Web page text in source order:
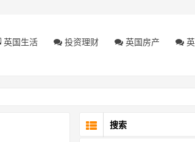
英国生活 投资理财 英国房产
搜索